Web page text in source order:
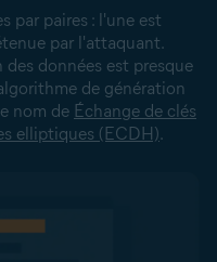
par paires : l'une est
par l'attaquant.
des données est presque
de génération
nom de Échange de clés
elliptiques (ECDH).